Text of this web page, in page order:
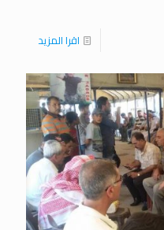
اقرا المزيد